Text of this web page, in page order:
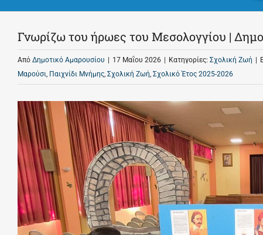
Γνωρίζω του ήρωες του Μεσολογγίου |
Από Δημοτικό Αμαρουσίου 17 Μαΐου 2026 Κατηγορίες: Σχολική Ζωή
Μαρούσι, Παιχνίδι Μνήμης, Σχολική Ζωή, Σχολικό Έτος 2025-2026